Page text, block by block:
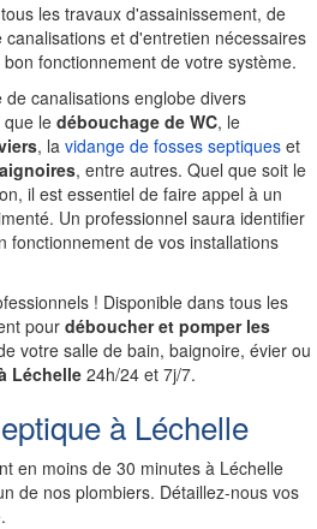
les travaux d'assainissement, de
canalisations et d'entretien nécessaires
fonctionnement de votre système.
de canalisations englobe divers
que le débouchage de WC, le
, la vidange de fosses septiques et
, entre autres. Quel que soit le
il est essentiel de faire appel à un
Un professionnel saura identifier
fonctionnement de vos installations
! Disponible dans tous les
pour déboucher et pomper les
votre salle de bain, baignoire, évier ou
Léchelle 24h/24 et 7j/7.
à Léchelle
en moins de 30 minutes à Léchelle
de nos plombiers. Détaillez-nous vos